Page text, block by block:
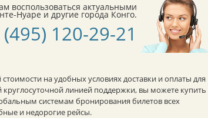
воспользоваться актуальными
Нуаре и другие города Конго.
120-29-21
на удобных условиях доставки и оплаты для
линией поддержки, вы можете купить
системам бронирования билетов всех
и недорогие рейсы.